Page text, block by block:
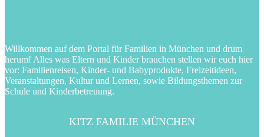
Willkommen auf dem Portal für Familien in München und drum
herum! Alles was Eltern und Kinder brauchen stellen wir euch hier
vor: Familienreisen, Kinder- und Babyprodukte, Freizeitideen,
Veranstaltungen, Kultur und Lernen, sowie Bildungsthemen zur
Schule und Kinderbetreuung.
KITZ FAMILIE MÜNCHEN